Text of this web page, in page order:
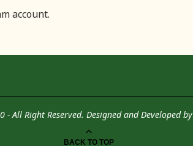
account.
- All Right Reserved. Designed and Developed by
BACK TO TOP